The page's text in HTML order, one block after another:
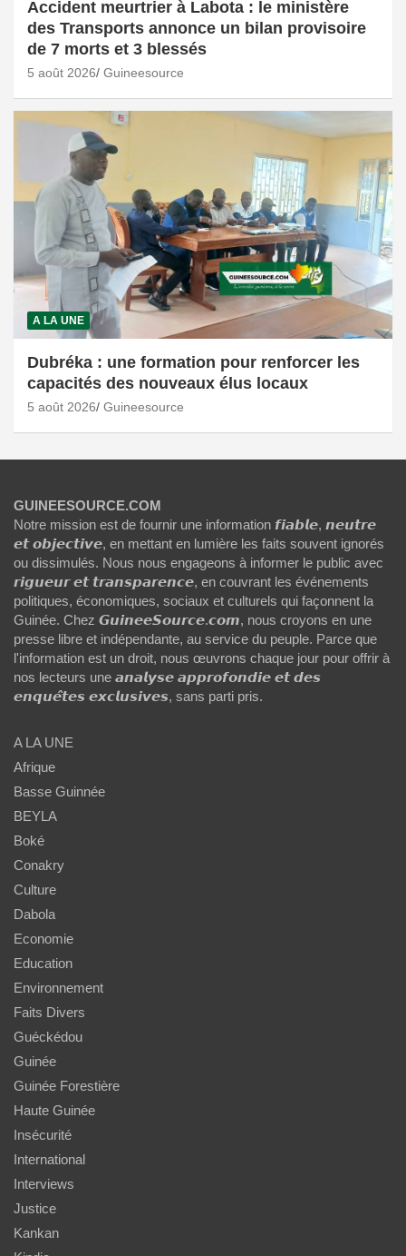
Accident meurtrier à Labota : le ministère
des Transports annonce un bilan provisoire
de 7 morts et 3 blessés
5 août 2026 Guineesource
A LA UNE
Dubréka : une formation pour renforcer les
capacités des nouveaux élus locaux
5 août 2026 Guineesource
GUINEESOURCE.COM
Notre mission est de fournir une information 𝙛𝙞𝙖𝙗𝙡𝙚, 𝙣𝙚𝙪𝙩𝙧𝙚
𝙚𝙩 𝙤𝙗𝙟𝙚𝙘𝙩𝙞𝙫𝙚, en mettant en lumière les faits souvent ignorés
ou dissimulés. Nous nous engageons à informer le public avec
𝙧𝙞𝙜𝙪𝙚𝙪𝙧 𝙚𝙩 𝙩𝙧𝙖𝙣𝙨𝙥𝙖𝙧𝙚𝙣𝙘𝙚, en couvrant les événements
politiques, économiques, sociaux et culturels qui façonnent la
Guinée. Chez 𝙂𝙪𝙞𝙣𝙚𝙚𝙎𝙤𝙪𝙧𝙘𝙚.𝙘𝙤𝙢, nous croyons en une
presse libre et indépendante, au service du peuple. Parce que
l'information est un droit, nous œuvrons chaque jour pour offrir à
nos lecteurs une 𝙖𝙣𝙖𝙡𝙮𝙨𝙚 𝙖𝙥𝙥𝙧𝙤𝙛𝙤𝙣𝙙𝙞𝙚 𝙚𝙩 𝙙𝙚𝙨
𝙚𝙣𝙦𝙪𝙚̂𝙩𝙚𝙨 𝙚𝙭𝙘𝙡𝙪𝙨𝙞𝙫𝙚𝙨, sans parti pris.
A LA UNE
Afrique
Basse Guinnée
BEYLA
Boké
Conakry
Culture
Dabola
Economie
Education
Environnement
Faits Divers
Guéckédou
Guinée
Guinée Forestière
Haute Guinée
Insécurité
International
Interviews
Justice
Kankan